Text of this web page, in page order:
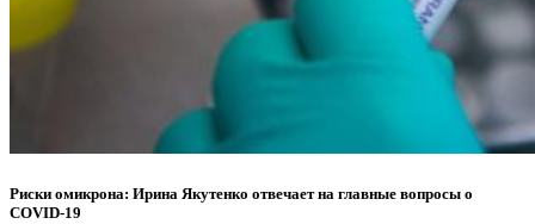
Риски омикрона: Ирина Якутенко отвечает на главные вопросы о
COVID-19